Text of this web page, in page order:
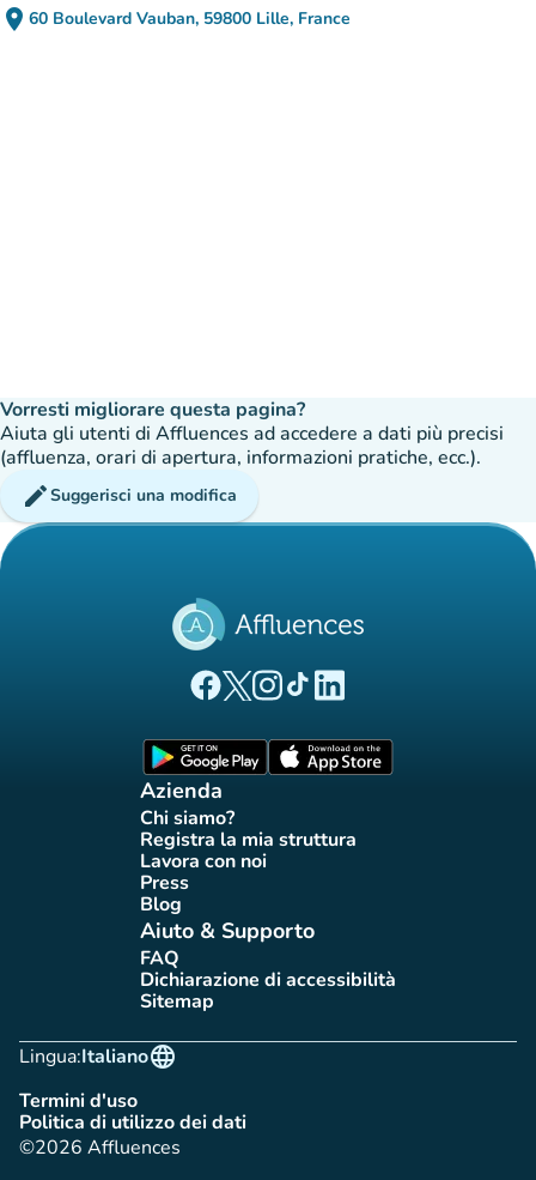
place 60 Boulevard Vauban, 59800 Lille, France
(apri in Google Maps)
(nuova scheda)
Vorresti migliorare questa pagina?
Aiuta gli utenti di Affluences ad accedere a dati più precisi
(affluenza, orari di apertura, informazioni pratiche, ecc.).
editSuggerisci una modifica
(nuova scheda)
(nuova scheda)
(nuova scheda)
(nuova scheda)
(nuova scheda)
Azienda
Chi siamo?(nuova scheda)
Registra la mia struttura
(nuova scheda)
Lavora con noi
(nuova scheda)
Press(nuova scheda)
Blog(nuova scheda)
Aiuto & Supporto
FAQ(nuova scheda)
Dichiarazione di accessibilità
(nuova scheda)
Sitemap(nuova scheda)
Lingua:
language
Italiano
Termini d'uso(nuova scheda)
Politica di utilizzo dei dati
(nuova scheda)
©2026 Affluences